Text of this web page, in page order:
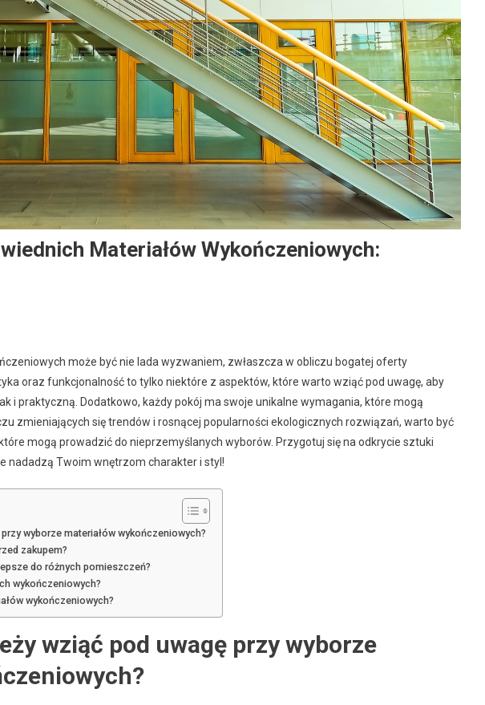
Materiałów Wykończeniowych:
może być nie lada wyzwaniem, zwłaszcza w obliczu bogatej oferty
oraz funkcjonalność to tylko niektóre z aspektów, które warto wziąć pod uwagę, aby
i praktyczną. Dodatkowo, każdy pokój ma swoje unikalne wymagania, które mogą
zmieniających się trendów i rosnącej popularności ekologicznych rozwiązań, warto być
mogą prowadzić do nieprzemyślanych wyborów. Przygotuj się na odkrycie sztuki
nadadzą Twoim wnętrzom charakter i styl!
wyborze materiałów wykończeniowych?
zakupem?
do różnych pomieszczeń?
wykończeniowych?
wykończeniowych?
wziąć pod uwagę przy wyborze